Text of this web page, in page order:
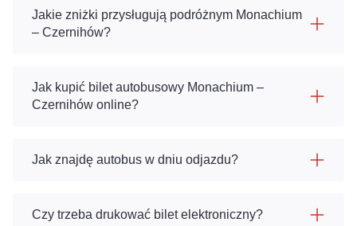
Jakie zniżki przysługują podróżnym Monachium
– Czernihów?
Jak kupić bilet autobusowy Monachium –
Czernihów online?
Jak znajdę autobus w dniu odjazdu?
Czy trzeba drukować bilet elektroniczny?